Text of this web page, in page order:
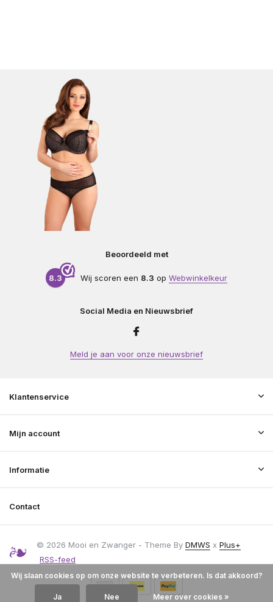
Beoordeeld met
8.3 Wij scoren een 8.3 op Webwinkelkeur
Social Media en Nieuwsbrief
Meld je aan voor onze nieuwsbrief
Klantenservice
Mijn account
Informatie
Contact
© 2026 Mooi en Zwanger - Theme By DMWS x Plus+
RSS-feed
Wij slaan cookies op om onze website te verbeteren. Is dat akkoord?
Ja Nee Meer over cookies »